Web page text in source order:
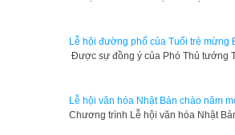
Lễ hội đường phố của Tuổi trẻ mừng
Được sự đồng ý của Phó Thủ
Lễ hội văn hóa Nhật Bản chào năm
​Chương trình Lễ hội văn hóa Nhật